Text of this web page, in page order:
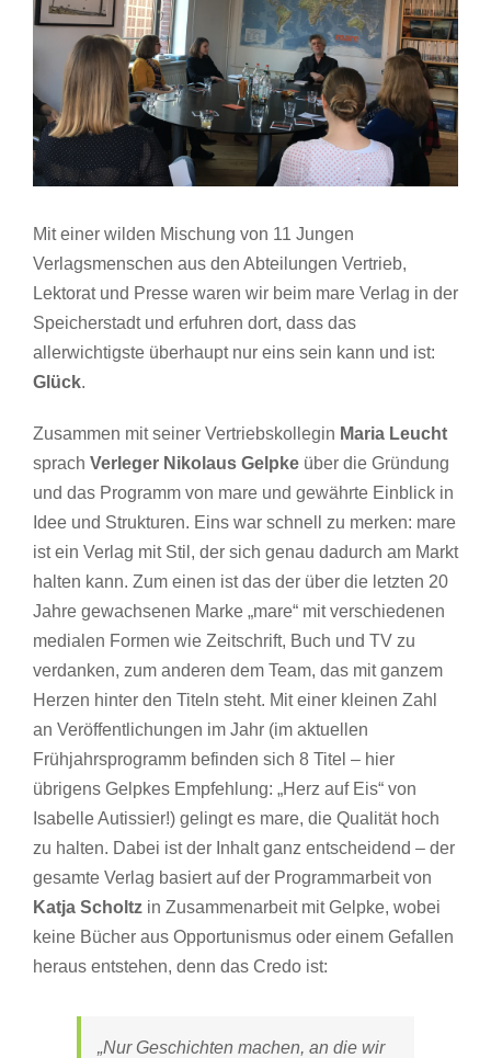
Mit einer wilden Mischung von 11 Jungen
Verlagsmenschen aus den Abteilungen Vertrieb,
Lektorat und Presse waren wir beim mare Verlag in der
Speicherstadt und erfuhren dort, dass das
allerwichtigste überhaupt nur eins sein kann und ist:
Glück.
Zusammen mit seiner Vertriebskollegin Maria Leucht
sprach Verleger Nikolaus Gelpke über die Gründung
und das Programm von mare und gewährte Einblick in
Idee und Strukturen. Eins war schnell zu merken: mare
ist ein Verlag mit Stil, der sich genau dadurch am Markt
halten kann. Zum einen ist das der über die letzten 20
Jahre gewachsenen Marke „mare“ mit verschiedenen
medialen Formen wie Zeitschrift, Buch und TV zu
verdanken, zum anderen dem Team, das mit ganzem
Herzen hinter den Titeln steht. Mit einer kleinen Zahl
an Veröffentlichungen im Jahr (im aktuellen
Frühjahrsprogramm befinden sich 8 Titel – hier
übrigens Gelpkes Empfehlung: „Herz auf Eis“ von
Isabelle Autissier!) gelingt es mare, die Qualität hoch
zu halten. Dabei ist der Inhalt ganz entscheidend – der
gesamte Verlag basiert auf der Programmarbeit von
Katja Scholtz in Zusammenarbeit mit Gelpke, wobei
keine Bücher aus Opportunismus oder einem Gefallen
heraus entstehen, denn das Credo ist:
„Nur Geschichten machen, an die wir